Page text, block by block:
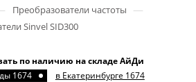
Преобразователи частоты —
Sinvel SID300
по наличию на складе АйДи
1674
в Екатеринбурге 1674